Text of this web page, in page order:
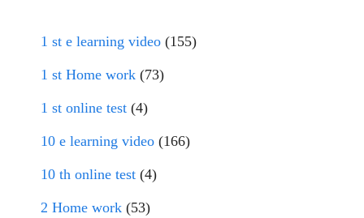
1 st e learning video (155)
1 st Home work (73)
1 st online test (4)
10 e learning video (166)
10 th online test (4)
2 Home work (53)